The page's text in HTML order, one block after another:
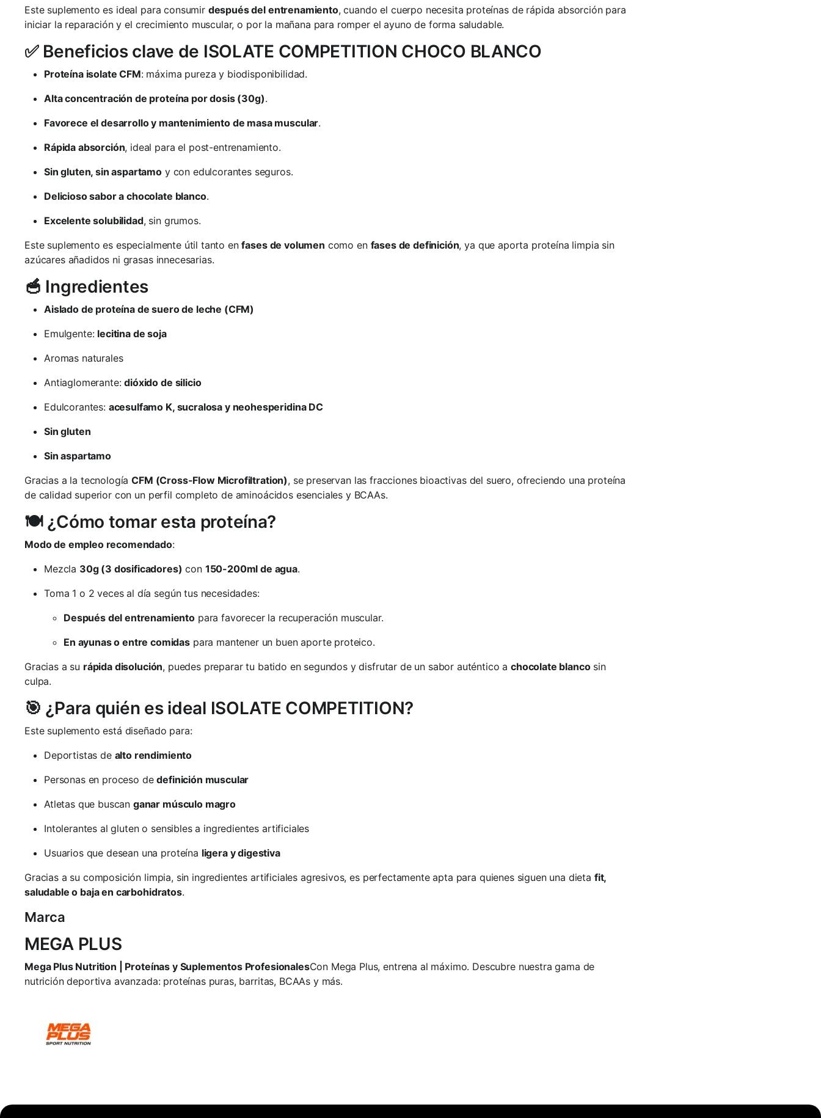
Este suplemento es ideal para consumir después del entrenamiento, cuando el cuerpo necesita proteínas de rápida absorción para
iniciar la reparación y el crecimiento muscular, o por la mañana para romper el ayuno de forma saludable.
✅ Beneficios clave de ISOLATE COMPETITION CHOCO BLANCO
Proteína isolate CFM: máxima pureza y biodisponibilidad.
Alta concentración de proteína por dosis (30g).
Favorece el desarrollo y mantenimiento de masa muscular.
Rápida absorción, ideal para el post-entrenamiento.
Sin gluten, sin aspartamo y con edulcorantes seguros.
Delicioso sabor a chocolate blanco.
Excelente solubilidad, sin grumos.
Este suplemento es especialmente útil tanto enfases de volumen como en fases de definición, ya que aporta proteína limpia sin
azúcares añadidos ni grasas innecesarias.
🥣 Ingredientes
Aislado de proteína de suero de leche (CFM)
Emulgente: lecitina de soja
Aromas naturales
Antiaglomerante:dióxido de silicio
Edulcorantes: acesulfamo K, sucralosa y neohesperidina DC
Sin gluten
Sin aspartamo
Gracias a la tecnologíaCFM (Cross-Flow Microfiltration), se preservan las fracciones bioactivas del suero, ofreciendo una proteína
de calidad superior con un perfil completo de aminoácidos esenciales y BCAAs.
🍽️ ¿Cómo tomar esta proteína?
Modo de empleo recomendado:
Mezcla 30g (3 dosificadores) con 150-200ml de agua.
Toma 1 o 2 veces al día según tus necesidades:
Después del entrenamiento para favorecer la recuperación muscular.
En ayunas o entre comidas para mantener un buen aporte proteico.
Gracias a su rápida disolución, puedes preparar tu batido en segundos y disfrutar de un sabor auténtico achocolate blancosin
culpa.
🎯 ¿Para quién es ideal ISOLATE COMPETITION?
Este suplemento está diseñado para:
Deportistas de alto rendimiento
Personas en proceso dedefinición muscular
Atletas que buscan ganar músculo magro
Intolerantes al gluten o sensibles a ingredientes artificiales
Usuarios que desean una proteína ligera y digestiva
Gracias a su composición limpia, sin ingredientes artificiales agresivos, es perfectamente apta para quienes siguen una dieta fit,
saludable o baja en carbohidratos.
Marca
MEGA PLUS
Mega Plus Nutrition | Proteínas y Suplementos ProfesionalesCon Mega Plus, entrena al máximo. Descubre nuestra gama de
nutrición deportiva avanzada: proteínas puras, barritas, BCAAs y más.